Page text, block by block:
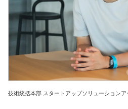
技術統括本部 スタートアップソリューション